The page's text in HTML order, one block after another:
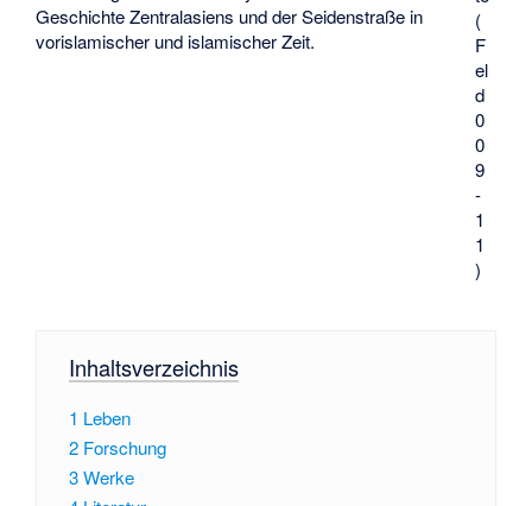
(
F
el
d
0
0
9
-
1
1
)
Geschichte Zentralasiens und der Seidenstraße in
vorislamischer und islamischer Zeit.
Inhaltsverzeichnis
1 Leben
2 Forschung
3Werke